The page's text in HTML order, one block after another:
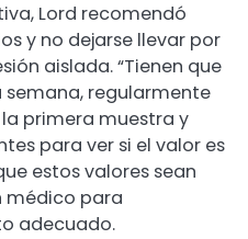
Lord recomendó
y no dejarse llevar por
aislada. “Tienen que
regularmente
primera muestra y
para ver si el valor es
estos valores sean
médico para
adecuado.